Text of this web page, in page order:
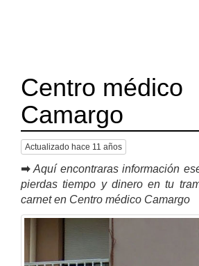
Centro médico
Camargo
Actualizado hace 11 años
➡ Aquí encontraras información
pierdas tiempo y dinero en tu
carnet en Centro médico Camargo